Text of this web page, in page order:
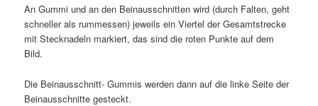
An Gummi und an den Beinausschnitten wird (durch Falten, geht
schneller als rummessen) jeweils ein Viertel der Gesamtstrecke
mit Stecknadeln markiert, das sind die roten Punkte auf dem
Bild.
Die Beinausschnitt- Gummis werden dann auf die linke Seite der
Beinausschnitte gesteckt.